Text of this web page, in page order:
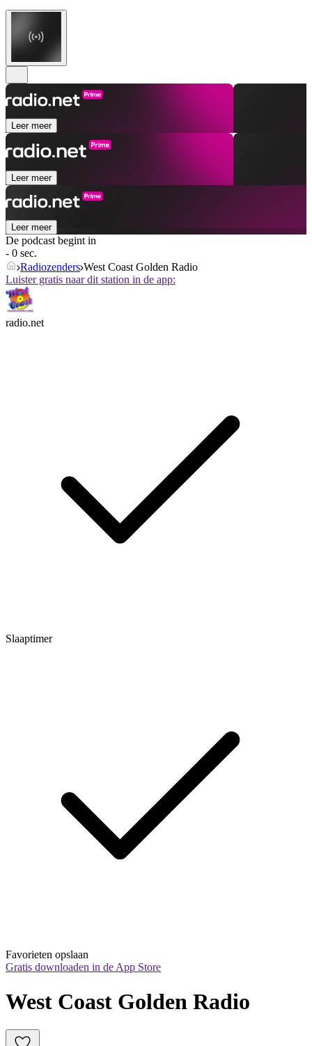
Leer meer
Leer meer
Leer meer
De podcast begint in
- 0 sec.
Radiozenders West Coast Golden Radio
Luister gratis naar dit station in de app:
radio.net
Slaaptimer
Favorieten opslaan
Gratis downloaden in de App Store
West Coast Golden Radio